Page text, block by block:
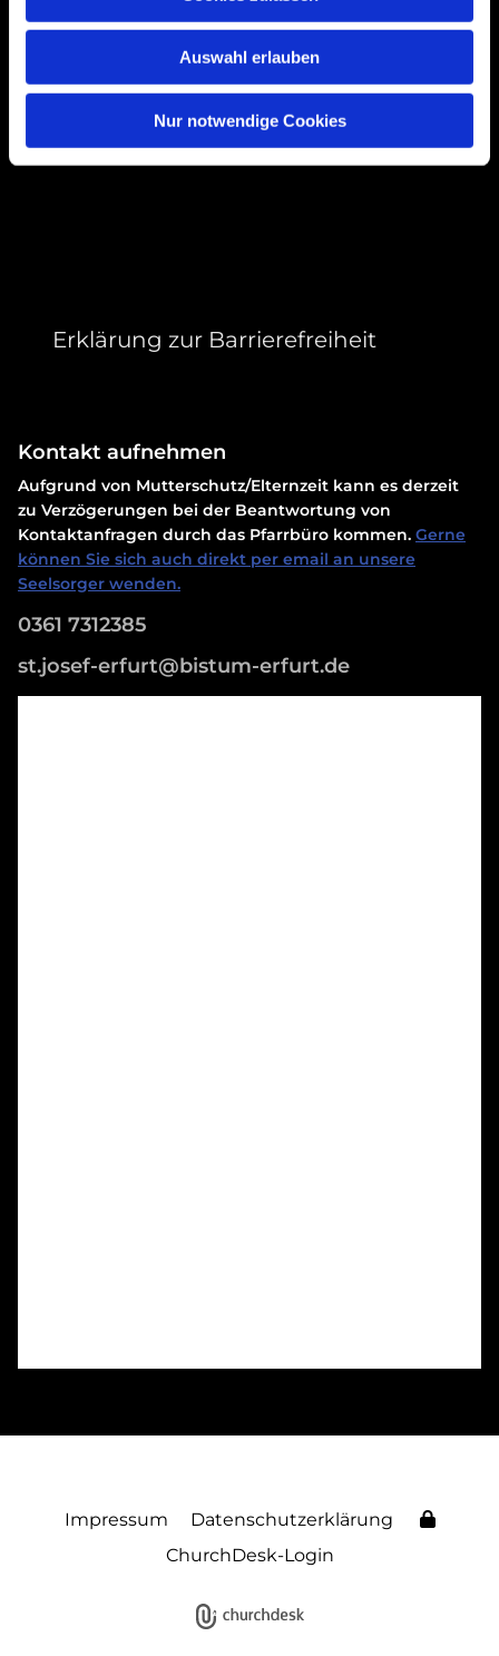
Auswahl erlauben
Nur notwendige Cookies
um diese Karte anzuzeigen.
Accept cookies
Erklärung zur Barrierefreiheit
Kontakt aufnehmen
Aufgrund von Mutterschutz/Elternzeit kann es derzeit
zu Verzögerungen bei der Beantwortung von
Kontaktanfragen durch das Pfarrbüro kommen. Gerne
können Sie sich auch direkt per email an unsere
Seelsorger wenden.
0361 7312385
st.josef-erfurt@bistum-erfurt.de
Impressum
Datenschutzerklärung
ChurchDesk-Login